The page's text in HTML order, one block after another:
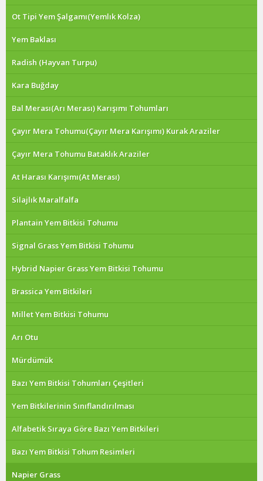
Ot Tipi Yem Şalgamı(Yemlık Kolza)
Yem Baklası
Radish (Hayvan Turpu)
Kara Buğday
Bal Merası(Arı Merası) Karışımı Tohumları
Çayır Mera Tohumu(Çayır Mera Karışımı) Kurak Araziler
Çayır Mera Tohumu Bataklık Araziler
At Harası Karışımı(At Merası)
Silajlık Maralfalfa
Plantain Yem Bitkisi Tohumu
Signal Grass Yem Bitkisi Tohumu
Hybrid Napier Grass Yem Bitkisi Tohumu
Brassica Yem Bitkileri
Millet Yem Bitkisi Tohumu
Arı Otu
Mürdümük
Bazı Yem Bitkisi Tohumları Çeşitleri
Yem Bitkilerinin Sınıflandırılması
Alfabetik Sıraya Göre Bazı Yem Bitkileri
Bazı Yem Bitkisi Tohum Resimleri
Napier Grass